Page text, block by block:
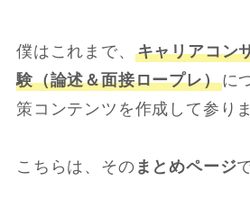
僕はこれまで、 キャリアコン
験（論述＆面接ロープレ）に
策コンテンツを作成して参り
こちらは、その まとめページ